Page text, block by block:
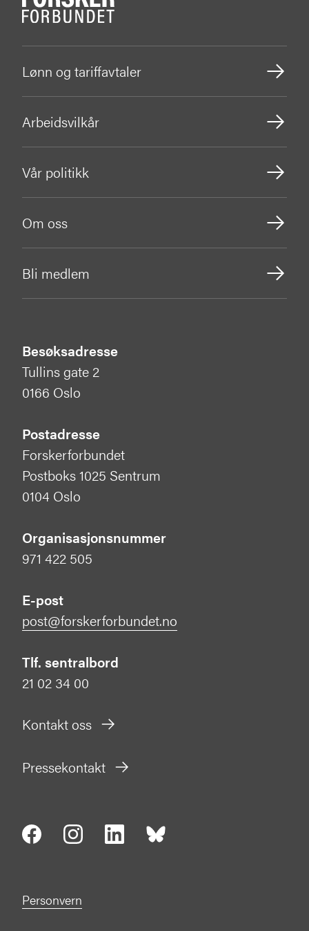
Lønn og tariffavtaler
Arbeidsvilkår
Vår politikk
Om oss
Bli medlem
Besøksadresse
Tullins gate 2
0166 Oslo
Postadresse
Forskerforbundet
Postboks 1025 Sentrum
0104 Oslo
Organisasjonsnummer
971 422 505
E-post
post@forskerforbundet.no
Tlf. sentralbord
21 02 34 00
Kontakt oss
Pressekontakt
Personvern